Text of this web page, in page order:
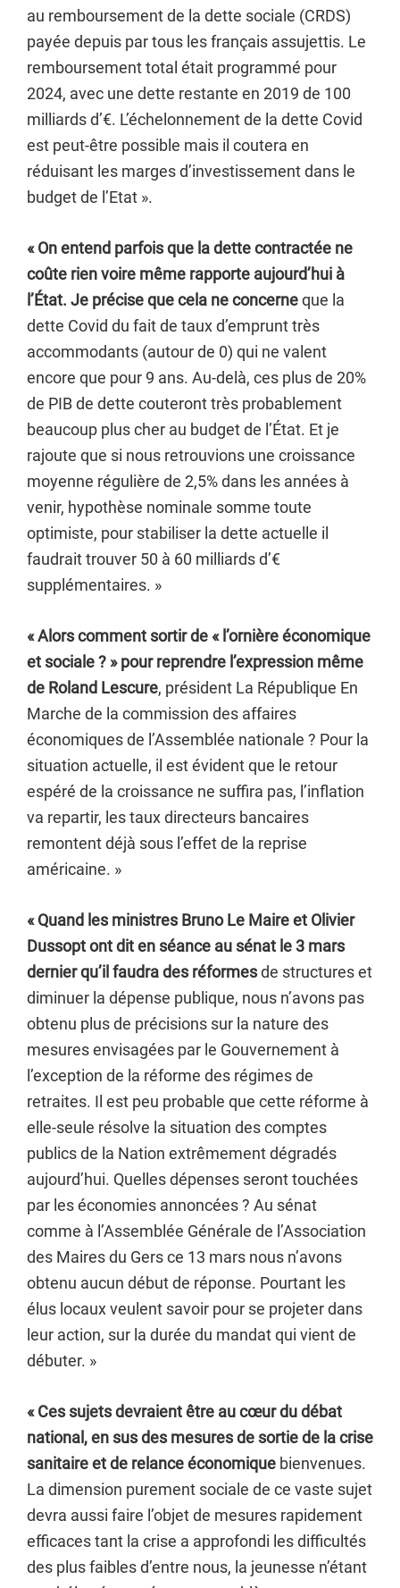
au remboursement de la dette sociale (CRDS)
payée depuis par tous les français assujettis. Le
remboursement total était programmé pour
2024, avec une dette restante en 2019 de 100
milliards d’€. L’échelonnement de la dette Covid
est peut-être possible mais il coutera en
réduisant les marges d’investissement dans le
budget de l’Etat ».
« On entend parfois que la dette contractée ne
coûte rien voire même rapporte aujourd’hui à
l’État. Je précise que cela ne concerneque la
dette Covid du fait de taux d’emprunt très
accommodants (autour de 0) qui ne valent
encore que pour 9 ans. Au-delà, ces plus de 20%
de PIB de dette couteront très probablement
beaucoup plus cher au budget de l’État. Et je
rajoute que si nous retrouvions une croissance
moyenne régulière de 2,5% dans les années à
venir, hypothèse nominale somme toute
optimiste, pour stabiliser la dette actuelle il
faudrait trouver 50 à 60 milliards d’€
supplémentaires. »
« Alors comment sortir de « l’ornière économique
et sociale ? » pour reprendre l’expression même
de Roland Lescure, président La République En
Marche de la commission des affaires
économiques de l’Assemblée nationale ? Pour la
situation actuelle, il est évident que le retour
espéré de la croissance ne suffira pas, l’inflation
va repartir, les taux directeurs bancaires
remontent déjà sous l’effet de la reprise
américaine. »
« Quand les ministres Bruno Le Maire et Olivier
Dussopt ont dit en séance au sénat le 3 mars
dernier qu’il faudra des réformesde structures et
diminuer la dépense publique, nous n’avons pas
obtenu plus de précisions sur la nature des
mesures envisagées par le Gouvernement à
l’exception de la réforme des régimes de
retraites. Il est peu probable que cette réforme à
elle-seule résolve la situation des comptes
publics de la Nation extrêmement dégradés
aujourd’hui. Quelles dépenses seront touchées
par les économies annoncées ? Au sénat
comme à l’Assemblée Générale de l’Association
des Maires du Gers ce 13 mars nous n’avons
obtenu aucun début de réponse. Pourtant les
élus locaux veulent savoir pour se projeter dans
leur action, sur la durée du mandat qui vient de
débuter. »
« Ces sujets devraient être au cœur du débat
national, en sus des mesures de sortie de la crise
sanitaire et de relance économique bienvenues.
La dimension purement sociale de ce vaste sujet
devra aussi faire l’objet de mesures rapidement
efficaces tant la crise a approfondi les difficultés
des plus faibles d’entre nous, la jeunesse n’étant